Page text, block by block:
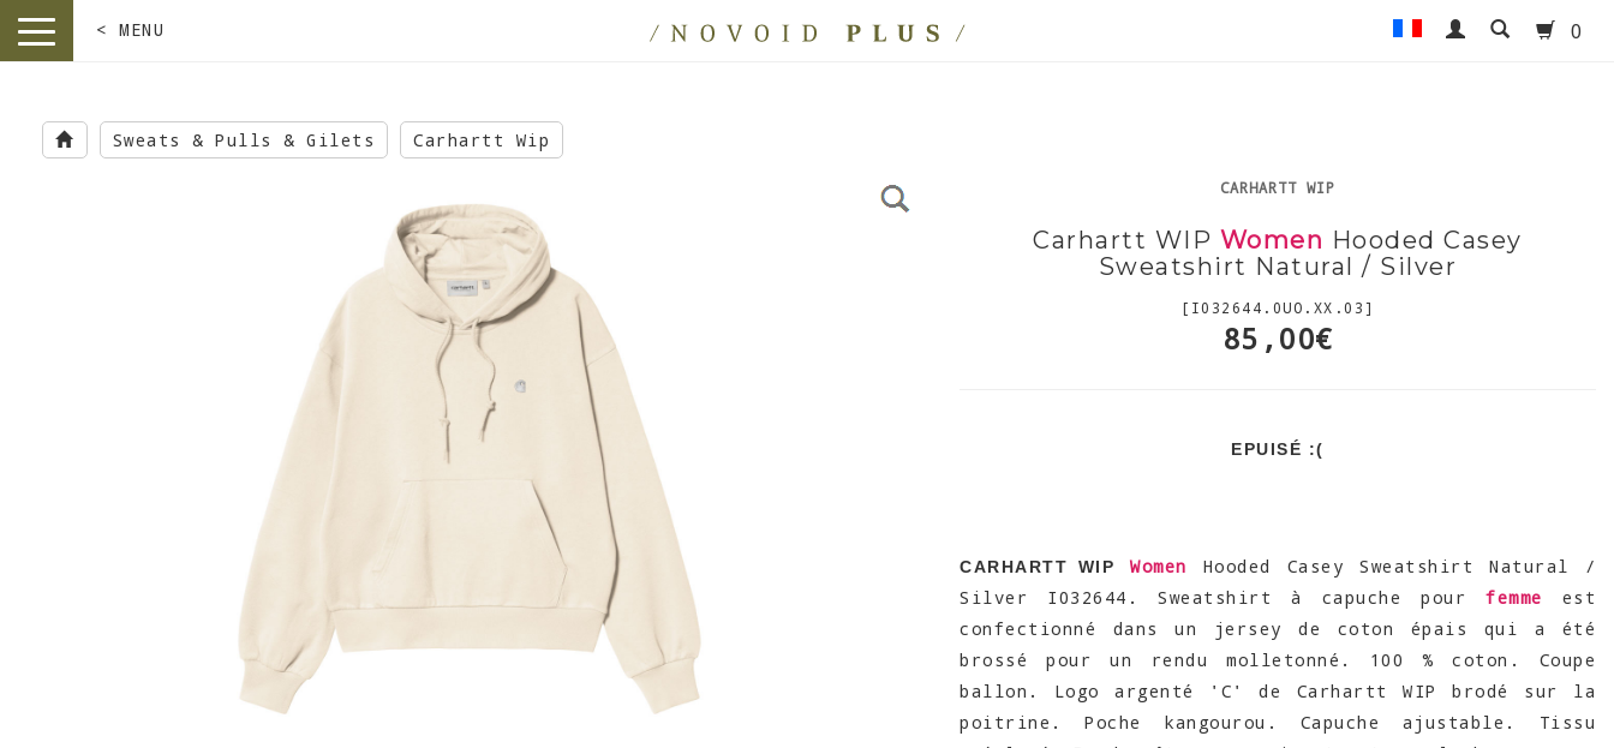
main
toggle
< MENU 0
Sweats & Pulls & Gilets Carhartt Wip
CARHARTT WIP
Carhartt WIP Women Hooded Casey
Sweatshirt Natural / Silver
[I032644.0UO.XX.03]
85,00€
EPUISÉ :(
CARHARTT WIP Women Hooded Casey Sweatshirt Natural /
Silver I032644. Sweatshirt à capuche pour femme est
confectionné dans un jersey de coton épais qui a été
brossé pour un rendu molletonné. 100 % coton. Coupe
ballon. Logo argenté 'C' de Carhartt WIP brodé sur la
poitrine. Poche kangourou. Capuche ajustable. Tissu